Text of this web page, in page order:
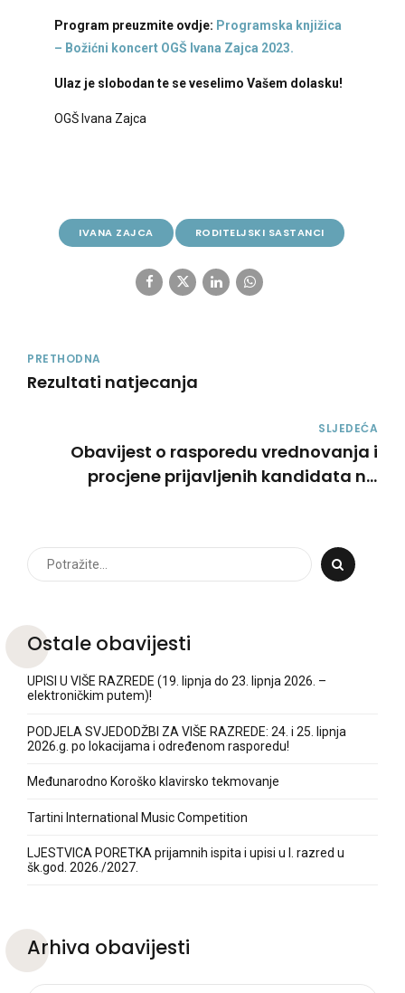
Program preuzmite ovdje: Programska knjižica
– Božićni koncert OGŠ Ivana Zajca 2023.
Ulaz je slobodan te se veselimo Vašem dolasku!
OGŠ Ivana Zajca
IVANA ZAJCA RODITELJSKI SASTANCI
PRETHODNA
Rezultati natjecanja
SLJEDEĆA
Obavijest o rasporedu vrednovanja i
procjene prijavljenih kandidata na
Ostale obavijesti
UPISI U VIŠE RAZREDE (19. lipnja do 23. lipnja 2026. –
elektroničkim putem)!
PODJELA SVJEDODŽBI ZA VIŠE RAZREDE: 24. i 25. lipnja
2026.g. po lokacijama i određenom rasporedu!
Međunarodno Koroško klavirsko tekmovanje
Tartini International Music Competition
LJESTVICA PORETKA prijamnih ispita i upisi u I. razred u
šk.god. 2026./2027.
Arhiva obavijesti